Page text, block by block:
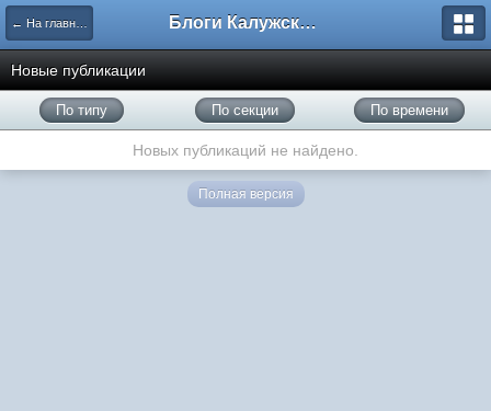
← На главную Блоги Калужского перекрестка
Новые публикации
По типу По секции По времени
Новых публикаций не найдено.
Полная версия